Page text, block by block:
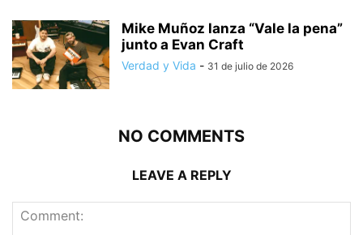
Mike Muñoz lanza “Vale la pena”
junto a Evan Craft
Verdad y Vida - 31 de julio de 2026
NO COMMENTS
LEAVE A REPLY